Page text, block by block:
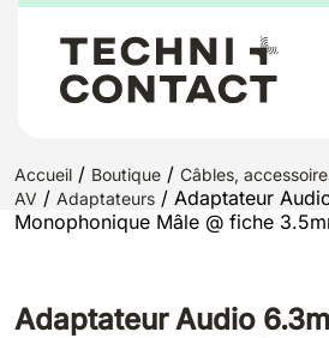
Accueil / Boutique / Câbles,
AV / Adaptateurs / Adaptateur
Monophonique Mâle @ fiche
Adaptateur Audio